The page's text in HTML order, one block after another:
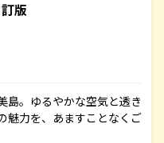
版
島。ゆるやかな空気と透き
魅力を、あますことなくご